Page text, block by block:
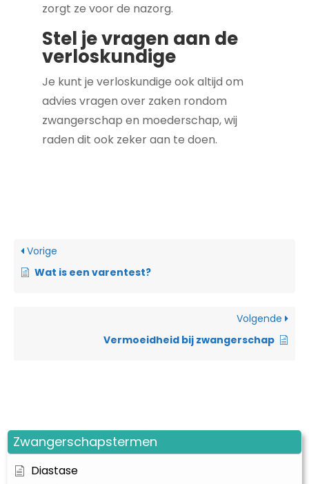
Zwangerschapstermen
Diastase
zorgt ze voor de nazorg.
Stel je vragen aan de
verloskundige
Je kunt je verloskundige ook altijd om
advies vragen over zaken rondom
zwangerschap en moederschap, wij
raden dit ook zeker aan te doen.
Vorige
Wat is een varentest?
Volgende
Vermoeidheid bij zwangerschap